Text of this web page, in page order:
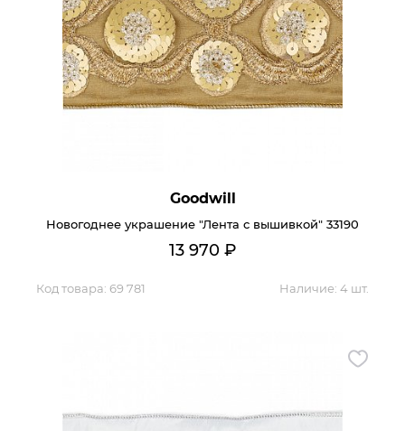
Goodwill
Новогоднее украшение "Лента с вышивкой" 33190
13 970 ₽
Код товара: 69 781 Наличие: 4 шт.